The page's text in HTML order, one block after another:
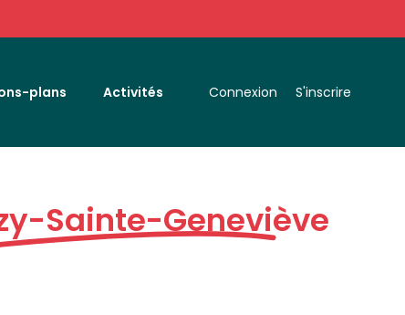
plans Activités Connexion S'inscrire
Sainte-Geneviève